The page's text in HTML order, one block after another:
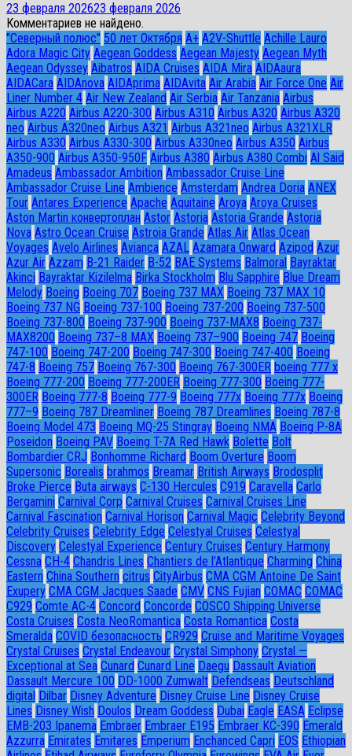
23 февраля 202623 февраля 2026
Комментариев не найдено.
"Северный полюс" 50 лет Октября A+ A2V-Shuttle Achille Lauro
Adora Magic City Aegean Goddess Aegean Majesty Aegean Myth
Aegean Odyssey Aibatros AIDA Cruises AIDA Mira AIDAaura
AIDACara AIDAnova AIDAprima AIDAvita Air Arabia Air Force One Air
Liner Number 4 Air New Zealand Air Serbia Air Tanzania Airbus
Airbus A220 Airbus A220-300 Airbus A310 Airbus A320 Airbus A320
neo Airbus A320neo Airbus A321 Airbus A321neo Airbus A321XLR
Airbus A330 Airbus A330-300 Airbus A330neo Airbus A350 Airbus
A350-900 Airbus A350-950F Airbus A380 Airbus A380 Combi Al Said
Amadeus Ambassador Ambition Ambassador Cruise Line
Ambassador Сruise Line Ambience Amsterdam Andrea Doria ANEX
Tour Antares Experience Apache Aquitaine Aroya Aroya Cruises
Aston Martin конвертоплан Astor Astoria Astoria Grande Astoria
Nova Astro Ocean Cruise Astroia Grande Atlas Air Atlas Ocean
Voyages Avelo Airlines Avianca AZAL Azamara Onward Azipod Azur
Azur Air Azzam B-21 Raider B-52 BAE Systems Balmoral Bayraktar
Akinci Bayraktar Kizilelma Birka Stockholm Blu Sapphire Blue Dream
Melody Boeing Boeing 707 Boeing 737 MAX Boeing 737 MAX 10
Boeing 737 NG Boeing 737-100 Boeing 737-200 Boeing 737-500
Boeing 737-800 Boeing 737-900 Boeing 737-MAX8 Boeing 737-
MAX8200 Boeing 737–8 MAX Boeing 737–900 Boeing 747 Boeing
747-100 Boeing 747-200 Boeing 747-300 Boeing 747-400 Boeing
747-8 Boeing 757 Boeing 767-300 Boeing 767-300ER boeing 777 x
Boeing 777-200 Boeing 777-200ER Boeing 777-300 Boeing 777-
300ER Boeing 777-8 Boeing 777-9 Boeing 777x Boeing 777х Boeing
777–9 Boeing 787 Dreamliner Boeing 787 Dreamlines Boeing 787-8
Boeing Model 473 Boeing MQ-25 Stingray Boeing NMA Boeing P-8A
Poseidon Boeing PAV Boeing T-7A Red Hawk Bolette Bolt
Bombardier CRJ Bonhomme Richard Boom Overture Boom
Supersonic Borealis brahmos Breamar British Airways Brodosplit
Broke Pierce Buta airways C-130 Hercules C919 Caravella Carlo
Bergamini Carnival Corp Carnival Cruises Carnival Cruises Line
Carnival Fascination Carnival Horison Carnival Magic Celebrity Beyond
Celebrity Cruises Celebrity Edge Celestyal Cruises Celestyal
Discovery Celestyal Experience Century Cruises Century Harmony
Cessna CH-4 Chandris Lines Chantiers de l’Atlantique Charming China
Eastern China Southern citrus CityAirbus CMA CGM Antoine De Saint
Exupery CMA CGM Jacques Saade CMV CNS Fujian COMAC COMAC
C929 Comte AC-4 Concord Concorde COSCO Shipping Universe
Costa Cruises Costa NeoRomantica Costa Romantica Costa
Smeralda COVID безопасность CR929 Cruise and Maritime Voyages
Crystal Cruises Crystal Endeavour Crystal Simphony Crystal —
Exceptional at Sea Cunard Cunard Line Daegu Dassault Aviation
Dassault Mercure 100 DD-1000 Zumwalt Defendseas Deutschland
digital Dilbar Disney Adventure Disney Cruise Line Disney Cruise
Lines Disney Wish Doulos Dream Goddess Dubai Eagle EASA Eclipse
EMB-203 Ipanema Embraer Embraer E195 Embraer KC-390 Emerald
Azzurra Emirates Emitares Emperium Enchanced Capri EOS Ethiopian